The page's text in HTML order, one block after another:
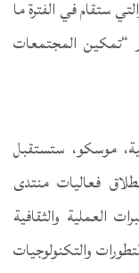
ستقام في الفترة ما
تحت شعار “تمكين المجتمعات
موسكو، ستستقبل
فعاليات منتدى
العملية والثقافية
والتكنولوجيات